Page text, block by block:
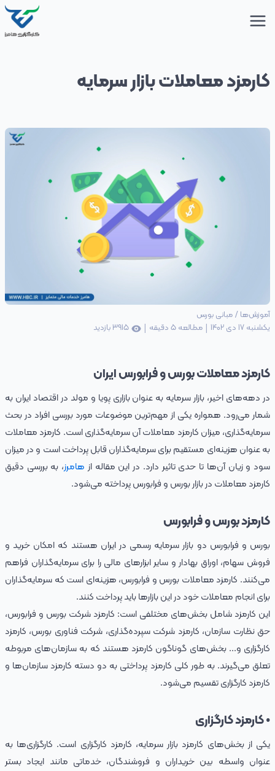
کارمزد معاملات بازار سرمایه
آموزش‌ها / مبانی بورس
یکشنبه 17 دی 1402
| مطالعه 5 دقیقه |
3915بازدید
کارمزد معاملات بورس و فرابورس ایران
در دهه‌های اخیر، بازار سرمایه به عنوان بازاری پویا و مولد در اقتصاد ایران به
شمار می‌رود. همواره یکی از مهم‌ترین موضوعات مورد بررسی افراد در بحث
سرمایه‌گذاری، میزان کارمزد معاملات آن سرمایه‌گذاری است. کارمزد معاملات
به عنوان هزینه‌ای مستقیم برای سرمایه‌گذاران قابل پرداخت است و در میزان
سود و زیان آن‌ها تا حدی تاثیر دارد. در این مقاله از هامرز، به بررسی دقیق
کارمزد معاملات در بازار بورس و فرابورس پرداخته می‌شود.
کارمزد بورس و فرابورس
بورس و فرابورس دو بازار سرمایه رسمی در ایران هستند که امکان خرید و
فروش سهام، اوراق بهادار و سایر ابزارهای مالی را برای سرمایه‌گذاران فراهم
می‌کنند. کارمزد معاملات بورس و فرابورس، هزینه‌ای است که سرمایه‌گذاران
برای انجام معاملات خود در این بازارها باید پرداخت کنند.
این کارمزد شامل بخش‌‌های مختلفی است: کارمزد شرکت بورس و فرابورس،
حق نظارت سازمان، کارمزد شرکت سپرده‌گذاری، شرکت فناوری بورس، کارمزد
کارگزاری و... بخش‌های گوناگون کارمزد هستند که به سازمان‌های مربوطه
تعلق می‌گیرند. به طور کلی کارمزد پرداختی به دو دسته کارمزد سازمان‌ها و
کارمزد کارگزاری تقسیم می‌شود.
• کارمزد کارگزاری
یکی از بخش‌های کارمزد بازار سرمایه، کارمزد کارگزاری است. کارگزاری‌ها به
عنوان واسطه بین خریداران و فروشندگان، خدماتی مانند ایجاد بستر